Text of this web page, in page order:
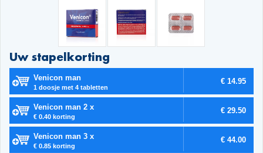
Uw stapelkorting
Venicon man
1 doosje met 4 tabletten
€ 14.95
Venicon man 2 x
€ 0.40 korting
€ 29.50
Venicon man 3 x
€ 0.85 korting
€ 44.00